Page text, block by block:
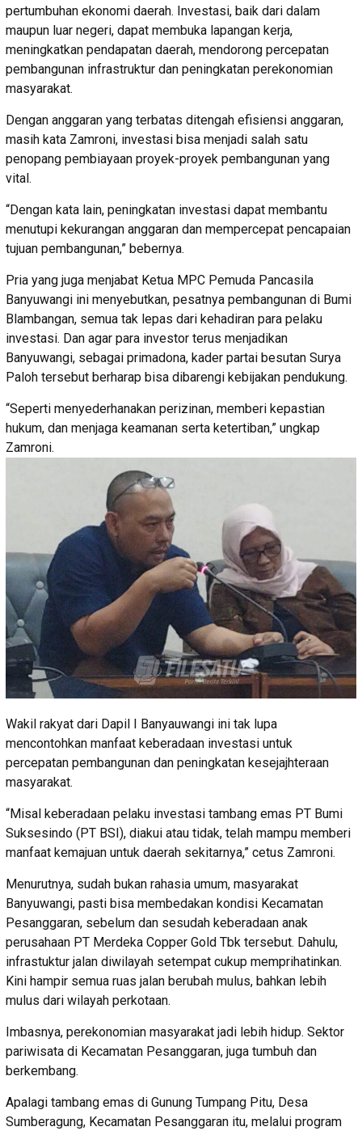
pertumbuhan ekonomi daerah. Investasi, baik dari dalam
maupun luar negeri, dapat membuka lapangan kerja,
meningkatkan pendapatan daerah, mendorong percepatan
pembangunan infrastruktur dan peningkatan perekonomian
masyarakat.
Dengan anggaran yang terbatas ditengah efisiensi anggaran,
masih kata Zamroni, investasi bisa menjadi salah satu
penopang pembiayaan proyek-proyek pembangunan yang
vital.
“Dengan kata lain, peningkatan investasi dapat membantu
menutupi kekurangan anggaran dan mempercepat pencapaian
tujuan pembangunan,” bebernya.
Pria yang juga menjabat Ketua MPC Pemuda Pancasila
Banyuwangi ini menyebutkan, pesatnya pembangunan di Bumi
Blambangan, semua tak lepas dari kehadiran para pelaku
investasi. Dan agar para investor terus menjadikan
Banyuwangi, sebagai primadona, kader partai besutan Surya
Paloh tersebut berharap bisa dibarengi kebijakan pendukung.
“Seperti menyederhanakan perizinan, memberi kepastian
hukum, dan menjaga keamanan serta ketertiban,” ungkap
Zamroni.
Wakil rakyat dari Dapil I Banyauwangi ini tak lupa
mencontohkan manfaat keberadaan investasi untuk
percepatan pembangunan dan peningkatan kesejajhteraan
masyarakat.
“Misal keberadaan pelaku investasi tambang emas PT Bumi
Suksesindo (PT BSI), diakui atau tidak, telah mampu memberi
manfaat kemajuan untuk daerah sekitarnya,” cetus Zamroni.
Menurutnya, sudah bukan rahasia umum, masyarakat
Banyuwangi, pasti bisa membedakan kondisi Kecamatan
Pesanggaran, sebelum dan sesudah keberadaan anak
perusahaan PT Merdeka Copper Gold Tbk tersebut. Dahulu,
infrastuktur jalan diwilayah setempat cukup memprihatinkan.
Kini hampir semua ruas jalan berubah mulus, bahkan lebih
mulus dari wilayah perkotaan.
Imbasnya, perekonomian masyarakat jadi lebih hidup. Sektor
pariwisata di Kecamatan Pesanggaran, juga tumbuh dan
berkembang.
Apalagi tambang emas di Gunung Tumpang Pitu, Desa
Sumberagung, Kecamatan Pesanggaran itu, melalui program